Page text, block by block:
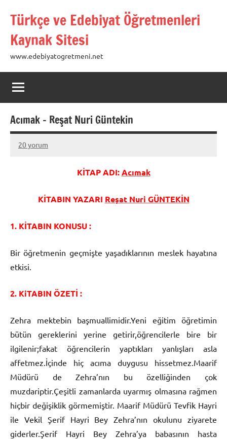
Türkçe ve Edebiyat Öğretmenleri
Kaynak Sitesi
www.edebiyatogretmeni.net
Acımak – Reşat Nuri Güntekin
16
hulya
20 yorum
KİTAP ADI:Acımak
KİTABIN YAZARI Reşat Nuri GÜNTEKİN
1. KİTABIN KONUSU :
Bir öğretmenin geçmişte yaşadıklarının meslek hayatına
etkisi.
2. KiTABIN ÖZETİ :
Zehra mektebin başmuallimidir.Yeni eğitim öğretimin
bütün gereklerini yerine getirir,öğrencilerle bire bir
ilgilenir;fakat öğrencilerin yaptıkları yanlışları asla
affetmez.İçinde hiç acıma duygusu hissetmez.Maarif
Müdürü de Zehra’nın bu özelliğinden çok
muzdariptir.Çeşitli zamanlarda uyarmış olmasına rağmen
hiçbir değişiklik görmemiştir. Maarif Müdürü Tevfik Hayri
ile Vekil Şerif Hayri Bey Zehra’nın okulunu ziyarete
giderler.Şerif Hayri Bey Zehra’ya babasının hasta